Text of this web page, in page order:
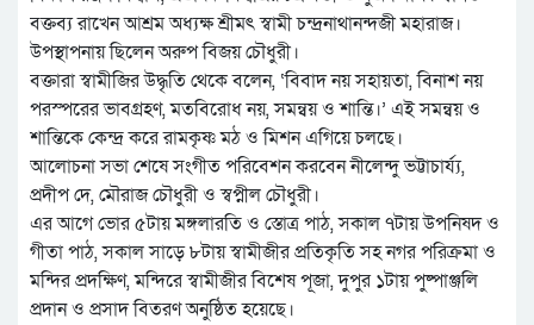
বক্তব্য রাখেন আশ্রম অধ্যক্ষ শ্রীমৎ স্বামী চন্দ্রনাথানন্দজী মহারাজ।
উপস্থাপনায় ছিলেন অরুপ বিজয় চৌধুরী।
বক্তারা স্বামীজির উদ্ধৃতি থেকে বলেন, ‘বিবাদ নয় সহায়তা, বিনাশ নয়
পরস্পরের ভাবগ্রহণ, মতবিরোধ নয়, সমন্বয় ও শান্তি।’ এই সমন্বয় ও
শান্তিকে কেন্দ্র করে রামকৃষ্ণ মঠ ও মিশন এগিয়ে চলছে।
আলোচনা সভা শেষে সংগীত পরিবেশন করবেন নীলেন্দু ভট্টাচার্য্য,
প্রদীপ দে, মৌরাজ চৌধুরী ও স্বপ্নীল চৌধুরী।
এর আগে ভোর ৫টায় মঙ্গলারতি ও স্তোত্র পাঠ, সকাল ৭টায় উপনিষদ ও
গীতা পাঠ, সকাল সাড়ে ৮টায় স্বামীজীর প্রতিকৃতি সহ নগর পরিক্রমা ও
মন্দির প্রদক্ষিণ, মন্দিরে স্বামীজীর বিশেষ পূজা, দুপুর ১টায় পুষ্পাঞ্জলি
প্রদান ও প্রসাদ বিতরণ অনুষ্ঠিত হয়েছে।